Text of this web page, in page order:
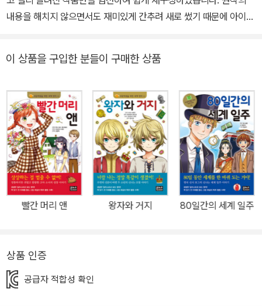
내용을 해치지 않으면서도 재미있게 간추려 새로 썼기 때문에 아이들
만화영화를 보는 듯한 아기자기한 삽화는 읽기에 대한 거부감을 줄이
35만부 이상 판매된 베스트셀러 시리즈 2014년 일본에서 처음 출간
된 이 시리즈는 현재까지 35만 부 이상이 팔린 베스트셀러입니다. 고
전 명작을 쉽게 풀어 새로 썼을 뿐만 아니라, 책 읽기 전 그림으로 된
<이야기 길잡이> 코너를 수록해 등장인물, 줄거리, 시대 배경 등에
대해 알려 주어 책에 대한 이해를 도와줍니다. 또한 이번에 출간된 한
글 번역본에는 일본판에는 없는 <책 읽기 워크북>을 수록해 올바른
책읽기 방법을 알려 주고 독후 활동을 도와줍니다. 본문 뒤에 나와 있
는 <더 생각해 보기> <독서 기록장> <상상하기> <편지 쓰기> 등의
>를 읽으며 책 속 등장인물, 줄거리, 배경 등에 대해 알아봐요! * 2단
계 : <본문>을 재미있게 읽어요! * 3단계 : 책을 다 읽은 후 <더 생각
이 상품을 구입한 분들이 구매한 상품
빨간 머리 앤 왕자와 거지 80일간의 세계 일주
상품 인증
공급자 적합성 확인